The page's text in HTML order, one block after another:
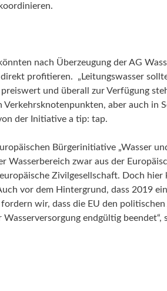
nach Überzeugung der AG
profitieren. „Leitungswasser
und überall zur Verfügung
aber auch in
der Initiative a tip: tap.
Bürgerinitiative „Wasser
Wasserbereich zwar aus der
Zivilgesellschaft. Doch
vor dem Hintergrund, dass 2019
wir, dass die EU den
endgültig beendet“,